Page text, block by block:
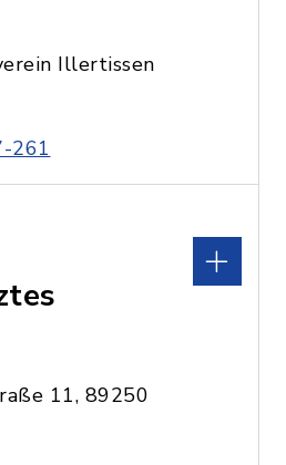
Illertissen
261
11, 89250